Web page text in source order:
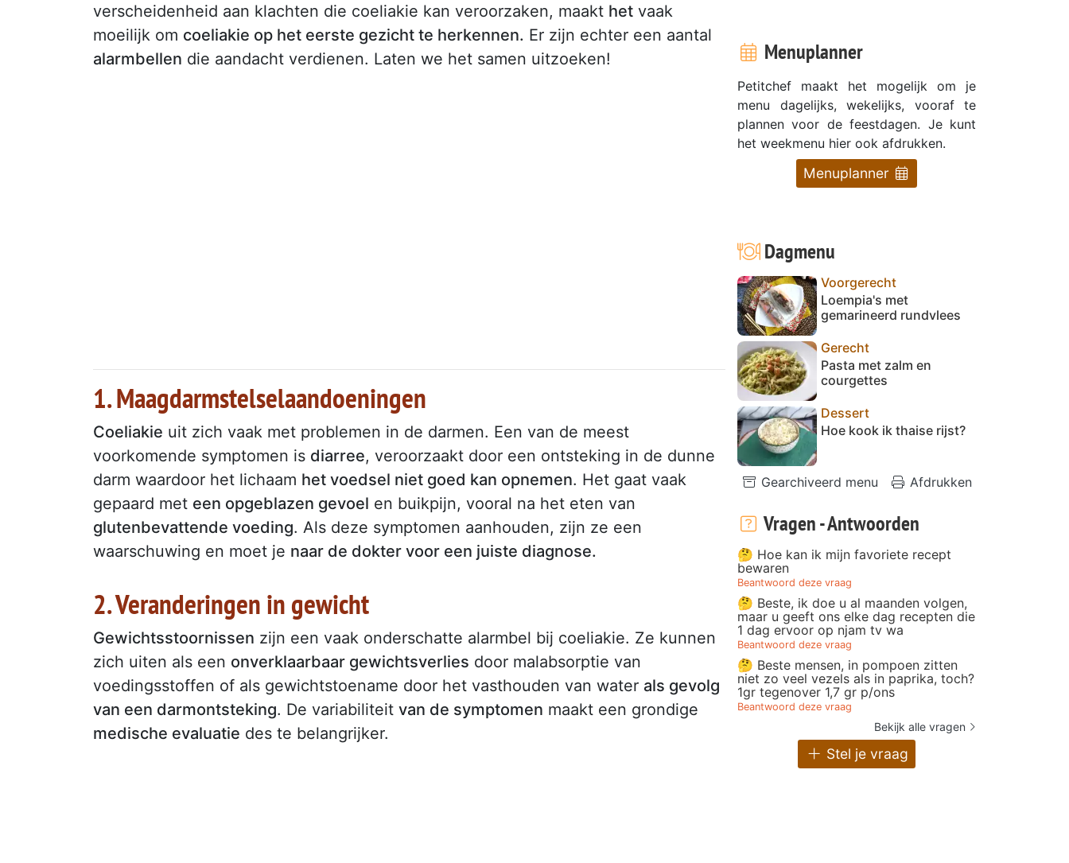
verscheidenheid aan klachten die coeliakie kan veroorzaken, maakt het vaak
moeilijk om coeliakie op het eerste gezicht te herkennen. Er zijn echter een aantal
alarmbellen die aandacht verdienen. Laten we het samen uitzoeken!
1. Maagdarmstelselaandoeningen
Coeliakie uit zich vaak met problemen in de darmen. Een van de meest
voorkomende symptomen is diarree, veroorzaakt door een ontsteking in de dunne
darm waardoor het lichaam het voedsel niet goed kan opnemen. Het gaat vaak
gepaard met een opgeblazen gevoel en buikpijn, vooral na het eten van
glutenbevattende voeding. Als deze symptomen aanhouden, zijn ze een
waarschuwing en moet je naar de dokter voor een juiste diagnose.
2. Veranderingen in gewicht
Gewichtsstoornissen zijn een vaak onderschatte alarmbel bij coeliakie. Ze kunnen
zich uiten als een onverklaarbaar gewichtsverlies door malabsorptie van
voedingsstoffen of als gewichtstoename door het vasthouden van water als gevolg
van een darmontsteking. De variabiliteit van de symptomen maakt een grondige
medische evaluatie des te belangrijker.
Menuplanner
Petitchef maakt het mogelijk om je
menu dagelijks, wekelijks, vooraf te
plannen voor de feestdagen. Je kunt
het weekmenu hier ook afdrukken.
Menuplanner
Dagmenu
Voorgerecht
Loempia's met
gemarineerd rundvlees
Gerecht
Pasta met zalm en
courgettes
Dessert
Hoe kook ik thaise rijst?
Gearchiveerd menu Afdrukken
Vragen - Antwoorden
🤔 Hoe kan ik mijn favoriete recept
bewaren
Beantwoord deze vraag
🤔 Beste, ik doe u al maanden volgen,
maar u geeft ons elke dag recepten die
1 dag ervoor op njam tv wa
Beantwoord deze vraag
🤔 Beste mensen, in pompoen zitten
niet zo veel vezels als in paprika, toch?
1gr tegenover 1,7 gr p/ons
Beantwoord deze vraag
Bekijk alle vragen
Stel je vraag